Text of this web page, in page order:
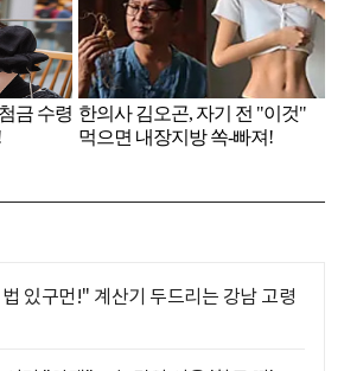
있구먼!" 계산기 두드리는 강남 고령